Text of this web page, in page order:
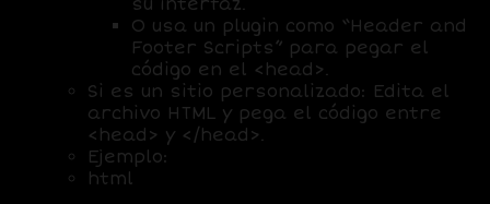
su interfaz.
O usa un plugin como “Header and
Footer Scripts” para pegar el
código en el <head>.
Si es un sitio personalizado: Edita el
archivo HTML y pega el código entre
<head> y </head>.
Ejemplo:
html